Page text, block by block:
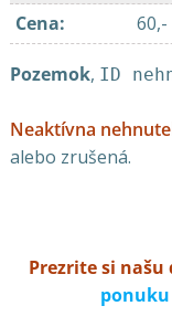
Cena: 60,-
Pozemok, ID
Neaktívna
alebo zrušená.
Prezrite si
ponuku